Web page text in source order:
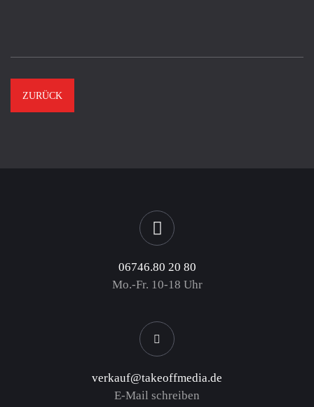
ZURÜCK
06746.80 20 80
Mo.-Fr. 10-18 Uhr
verkauf@takeoffmedia.de
E-Mail schreiben